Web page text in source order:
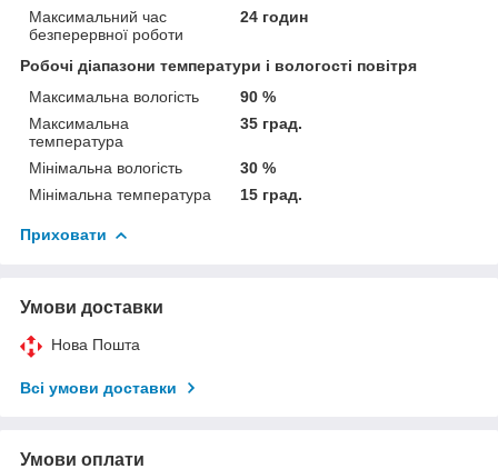
Максимальний час
безперервної роботи
24 годин
Робочі діапазони температури і вологості повітря
Максимальна вологість
90 %
Максимальна
температура
35 град.
Мінімальна вологість
30 %
Мінімальна температура
15 град.
Приховати
Умови доставки
Нова Пошта
Всі умови доставки
Умови оплати